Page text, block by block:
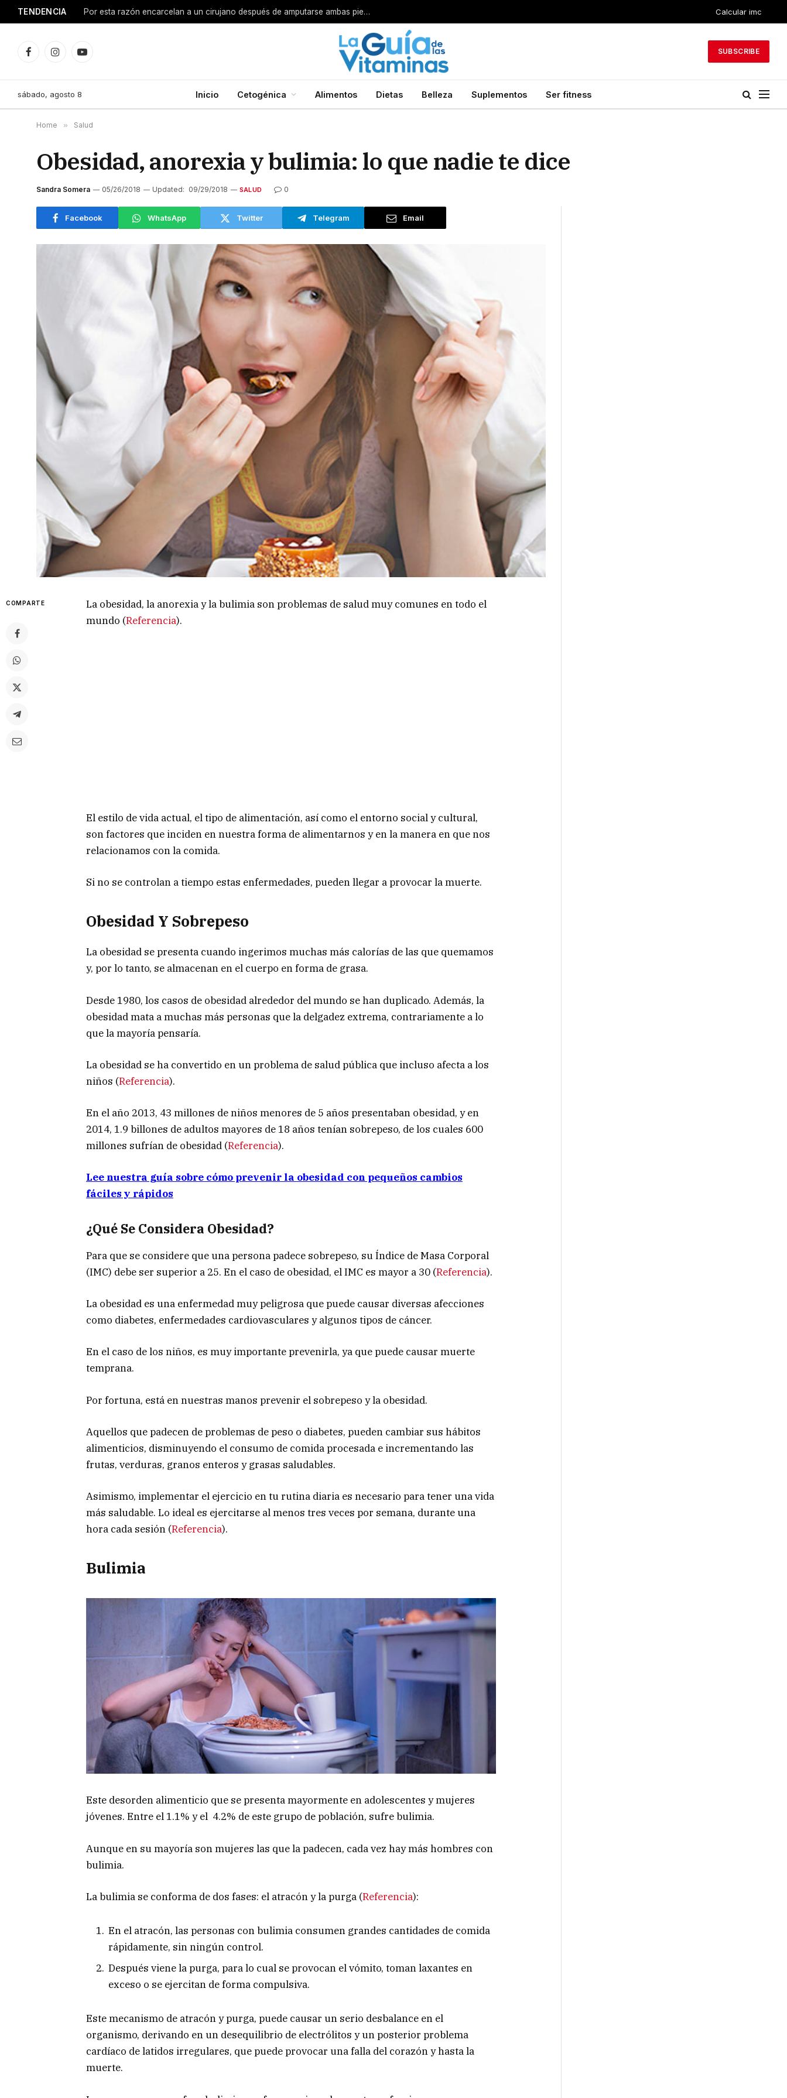
TENDENCIA Por esta razón encarcelan a un cirujano después de amputarse ambas piernas Calcular imc
FacebookInstagramYouTube
SUBSCRIBE
sábado, agosto 8 Inicio Cetogénica Alimentos Dietas Belleza Suplementos Ser fitness
Home » Salud
Obesidad, anorexia y bulimia: lo que nadie te dice
Sandra Somera 05/26/2018 Updated: 09/29/2018 SALUD 0
Facebook WhatsApp Twitter Telegram Email
COMPARTE
La obesidad, la anorexia y la bulimia son problemas de salud muy comunes en todo el
mundo (Referencia).
El estilo de vida actual, el tipo de alimentación, así como el entorno social y cultural,
son factores que inciden en nuestra forma de alimentarnos y en la manera en que nos
relacionamos con la comida.
Si no se controlan a tiempo estas enfermedades, pueden llegar a provocar la muerte.
Obesidad Y Sobrepeso
La obesidad se presenta cuando ingerimos muchas más calorías de las que quemamos
y, por lo tanto, se almacenan en el cuerpo en forma de grasa.
Desde 1980, los casos de obesidad alrededor del mundo se han duplicado. Además, la
obesidad mata a muchas más personas que la delgadez extrema, contrariamente a lo
que la mayoría pensaría.
La obesidad se ha convertido en un problema de salud pública que incluso afecta a los
niños (Referencia).
En el año 2013, 43 millones de niños menores de 5 años presentaban obesidad, y en
2014, 1.9 billones de adultos mayores de 18 años tenían sobrepeso, de los cuales 600
millones sufrían de obesidad (Referencia).
Lee nuestra guía sobre cómo prevenir la obesidad con pequeños cambios
fáciles y rápidos
¿Qué Se Considera Obesidad?
Para que se considere que una persona padece sobrepeso, su Índice de Masa Corporal
(IMC) debe ser superior a 25. En el caso de obesidad, el IMC es mayor a 30 (Referencia).
La obesidad es una enfermedad muy peligrosa que puede causar diversas afecciones
como diabetes, enfermedades cardiovasculares y algunos tipos de cáncer.
En el caso de los niños, es muy importante prevenirla, ya que puede causar muerte
temprana.
Por fortuna, está en nuestras manos prevenir el sobrepeso y la obesidad.
Aquellos que padecen de problemas de peso o diabetes, pueden cambiar sus hábitos
alimenticios, disminuyendo el consumo de comida procesada e incrementando las
frutas, verduras, granos enteros y grasas saludables.
Asimismo, implementar el ejercicio en tu rutina diaria es necesario para tener una vida
más saludable. Lo ideal es ejercitarse al menos tres veces por semana, durante una
hora cada sesión (Referencia).
Bulimia
Este desorden alimenticio que se presenta mayormente en adolescentes y mujeres
jóvenes. Entre el 1.1% y el 4.2% de este grupo de población, sufre bulimia.
Aunque en su mayoría son mujeres las que la padecen, cada vez hay más hombres con
bulimia.
La bulimia se conforma de dos fases: el atracón y la purga (Referencia):
En el atracón, las personas con bulimia consumen grandes cantidades de comida
rápidamente, sin ningún control.
Después viene la purga, para lo cual se provocan el vómito, toman laxantes en
exceso o se ejercitan de forma compulsiva.
Este mecanismo de atracón y purga, puede causar un serio desbalance en el
organismo, derivando en un desequilibrio de electrólitos y un posterior problema
cardíaco de latidos irregulares, que puede provocar una falla del corazón y hasta la
muerte.